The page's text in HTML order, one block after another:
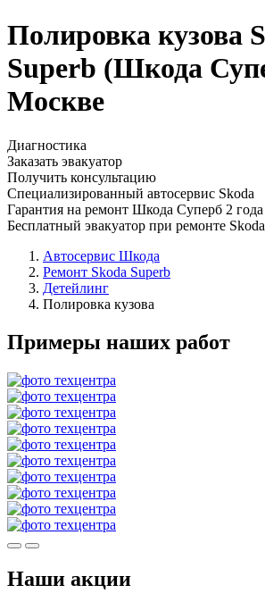
Полировка кузова
Superb (Шкода
Москве
Диагностика
Заказать эвакуатор
Получить консультацию
Специализированный автосервис Skoda
Гарантия на ремонт Шкода Суперб 2 года
Бесплатный эвакуатор при ремонте
Автосервис Шкода
Ремонт Skoda Superb
Детейлинг
Полировка кузова
Примеры наших работ
Наши акции